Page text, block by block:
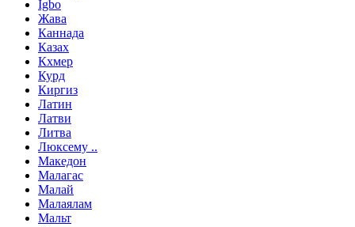
Igbo
Жава
Каннада
Казах
Кхмер
Курд
Киргиз
Латин
Латви
Литва
Люксему ..
Македон
Малагас
Малай
Малаялам
Мальт